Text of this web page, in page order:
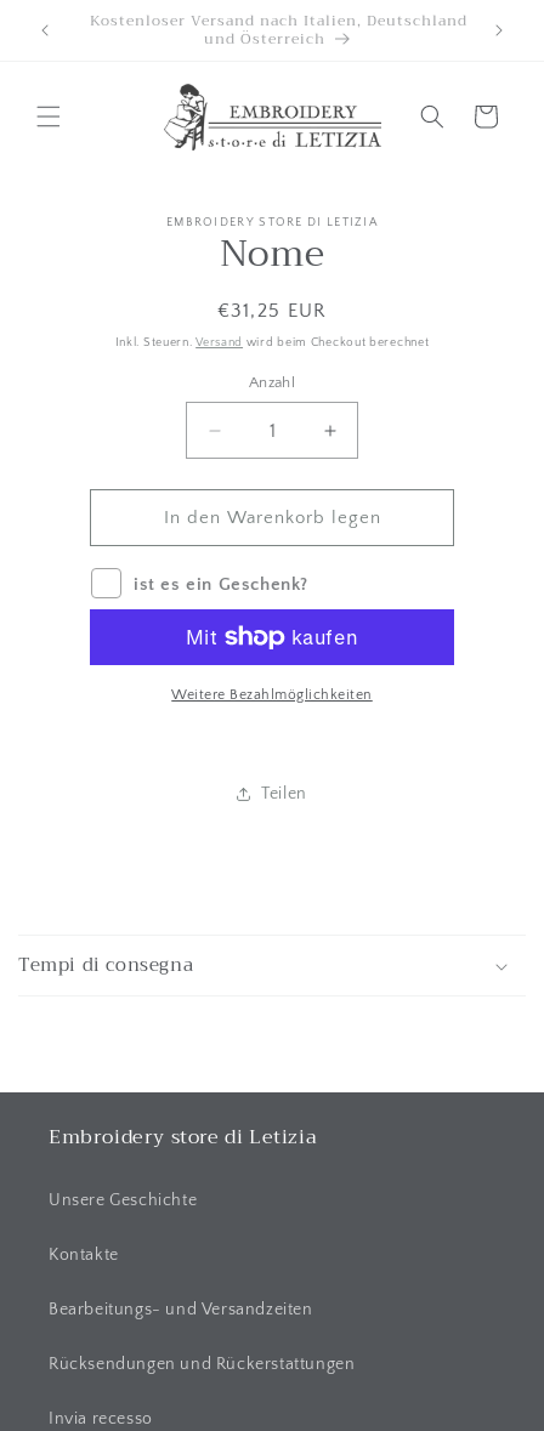
zum
Wagen
EMBROIDERY STORE DI LETIZIA
Nome
Listenpreis
€31,25 EUR
Inkl. Steuern.Versand wird beim Checkout berechnet
Anzahl
Anzahl
Menge
um
Nome
verringern
Betrag
für
Nome
erhöhen
In den Warenkorb legen
ist es ein Geschenk?
Weitere Bezahlmöglichkeiten
Teilen
i
n
Tempi di consegna
Embroidery store di Letizia
Unsere Geschichte
Kontakte
Bearbeitungs- und Versandzeiten
Rücksendungen und Rückerstattungen
Invia recesso